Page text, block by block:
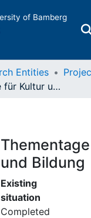
of Bamberg
Data
Entities
Thementage für Kultur und Bildung
und Bildung
Existing
situation
Completed